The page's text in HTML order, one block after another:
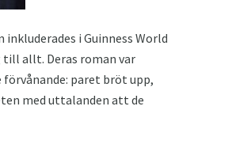
i Guinness World
till allt. Deras roman var
paret bröt upp,
med uttalanden att de